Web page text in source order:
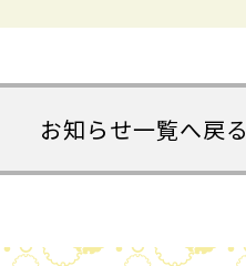
お知らせ一覧へ戻る